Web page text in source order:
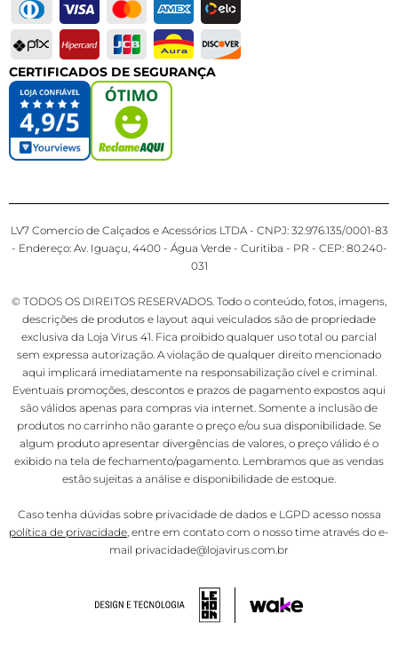
CERTIFICADOS DE SEGURANÇA
LV7 Comercio de Calçados e Acessórios LTDA - CNPJ: 32.976.135/0001-83
- Endereço: Av. Iguaçu, 4400 - Água Verde - Curitiba - PR - CEP: 80.240-
031
© TODOS OS DIREITOS RESERVADOS. Todo o conteúdo, fotos, imagens,
descrições de produtos e layout aqui veiculados são de propriedade
exclusiva da Loja Virus 41. Fica proibido qualquer uso total ou parcial
sem expressa autorização. A violação de qualquer direito mencionado
aqui implicará imediatamente na responsabilização cível e criminal.
Eventuais promoções, descontos e prazos de pagamento expostos aqui
são válidos apenas para compras via internet. Somente a inclusão de
produtos no carrinho não garante o preço e/ou sua disponibilidade. Se
algum produto apresentar divergências de valores, o preço válido é o
exibido na tela de fechamento/pagamento. Lembramos que as vendas
estão sujeitas a análise e disponibilidade de estoque.
Caso tenha dúvidas sobre privacidade de dados e LGPD acesso nossa
política de privacidade, entre em contato com o nosso time através do e-
mail privacidade@lojavirus.com.br